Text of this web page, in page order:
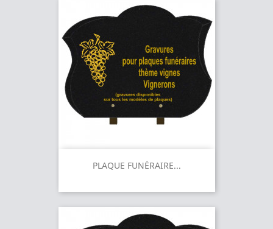
PLAQUE FUNÉRAIRE...